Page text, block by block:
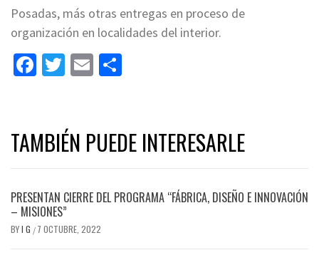
Posadas, más otras entregas en proceso de
organización en localidades del interior.
Facebook
Twitter
Email
TAMBIÉN PUEDE INTERESARLE
PRESENTAN CIERRE DEL PROGRAMA “FÁBRICA, DISEÑO E INNOVACIÓN
– MISIONES”
BYI G / 7 OCTUBRE, 2022